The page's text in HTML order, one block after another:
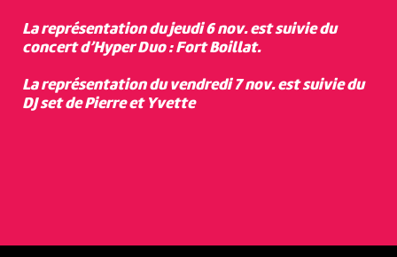
NOUS UTILISONS DES COOKIES
La représentation du jeudi 6 nov. est suivie du
concert d’Hyper Duo : Fort Boillat.
La représentation du vendredi 7 nov. est suivie du
DJ set de Pierre et Yvette